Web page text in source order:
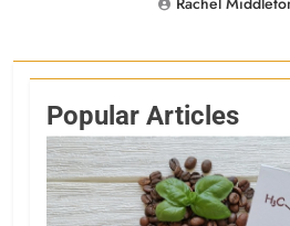
Popular Articles